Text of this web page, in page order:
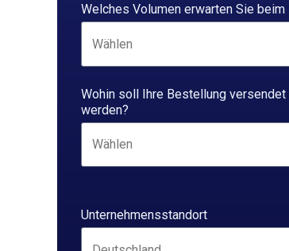
Welches Volumen erwarten Sie beim
Wohin soll Ihre Bestellung versendet
werden?
Unternehmensstandort